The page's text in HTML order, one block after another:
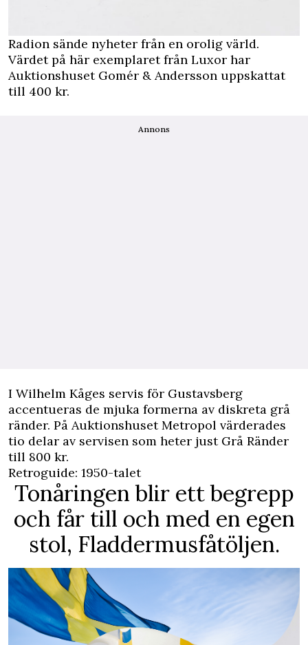
Radion sände nyheter från en orolig värld.
Värdet på här exemplaret från Luxor har
Auktionshuset Gomér & Andersson uppskattat
till 400 kr.
Annons
I Wilhelm Kåges servis för Gustavsberg
accentueras de mjuka formerna av diskreta grå
ränder. På Auktionshuset Metropol värderades
tio delar av servisen som heter just Grå Ränder
till 800 kr.
Retroguide: 1950-talet
Tonåringen blir ett begrepp
och får till och med en egen
stol, Fladdermusfåtöljen.